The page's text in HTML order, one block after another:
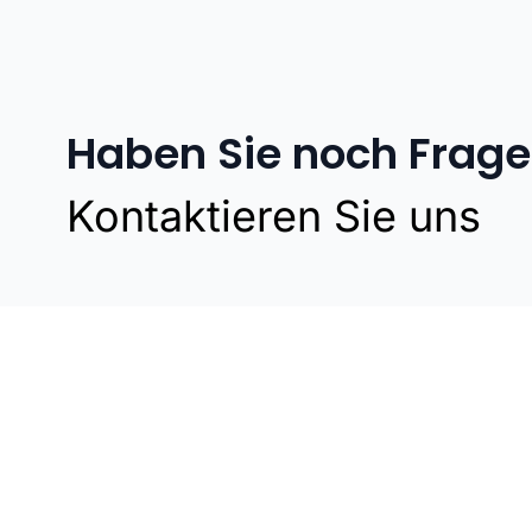
Haben Sie noch
Kontaktieren Sie uns